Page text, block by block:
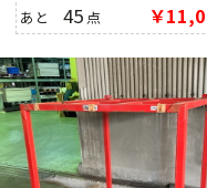
あと45 点 ￥